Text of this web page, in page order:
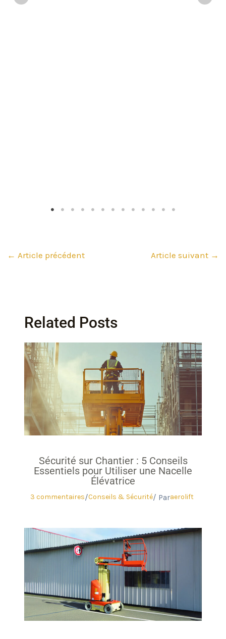
← Article précédent Article suivant →
Related Posts
Sécurité sur Chantier : 5 Conseils
Essentiels pour Utiliser une Nacelle
Élévatrice
3 commentaires/Conseils & Sécurité/ Paraerolift